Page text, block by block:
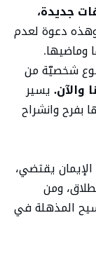
جديدة،
دعوة لعدم
وماضيها.
شخصيّة من
يسير
بفرح وانشراح
يقتضي،
ومن
المذهلة في